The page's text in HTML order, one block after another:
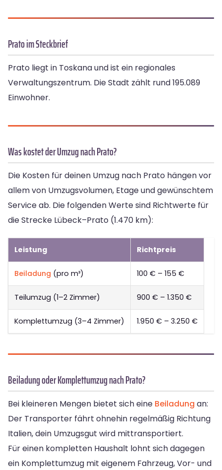
Prato im Steckbrief
Prato liegt in Toskana und ist ein regionales
Verwaltungszentrum. Die Stadt zählt rund 195.089
Einwohner.
Was kostet der Umzug nach Prato?
Die Kosten für deinen Umzug nach Prato hängen vor
allem von Umzugsvolumen, Etage und gewünschtem
Service ab. Die folgenden Werte sind Richtwerte für
die Strecke Lübeck–Prato (1.470 km):
Leistung Richtpreis
Beiladung (pro m³) 100 € – 155 €
Teilumzug (1–2 Zimmer) 900 € – 1.350 €
Komplettumzug (3–4 Zimmer) 1.950 € – 3.250 €
Beiladung oder Komplettumzug nach Prato?
Bei kleineren Mengen bietet sich eine Beiladung an:
Der Transporter fährt ohnehin regelmäßig Richtung
Italien, dein Umzugsgut wird mittransportiert.
Für einen kompletten Haushalt lohnt sich dagegen
ein Komplettumzug mit eigenem Fahrzeug, Vor- und